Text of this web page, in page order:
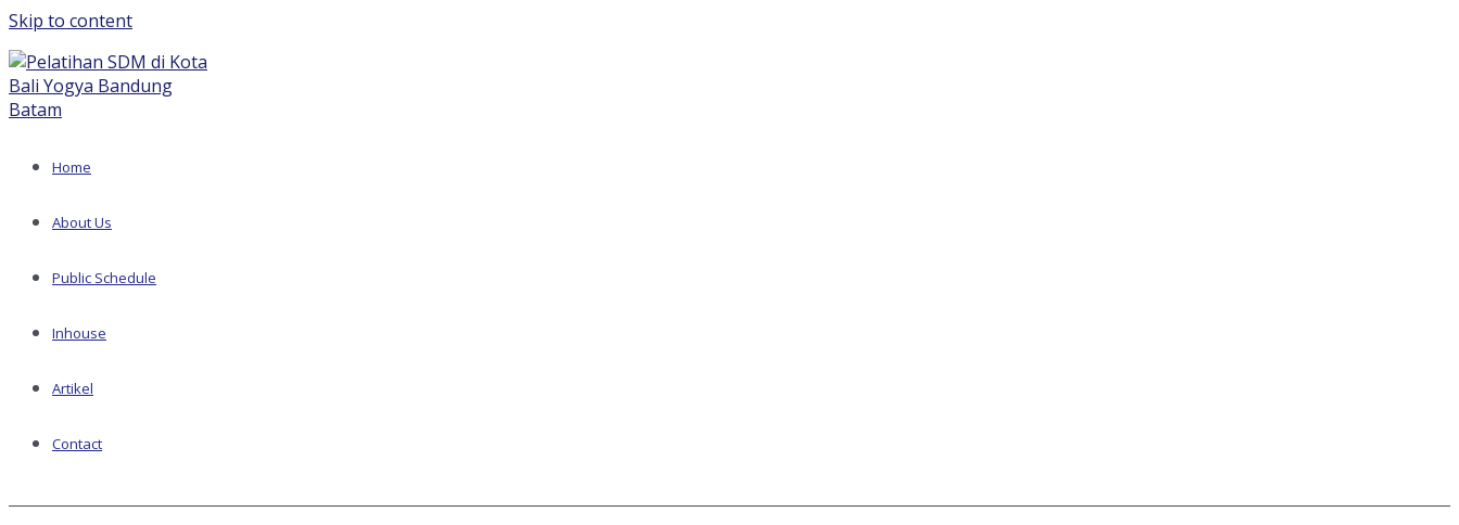
Skip to content
Home
About Us
Public Schedule
Inhouse
Artikel
Contact